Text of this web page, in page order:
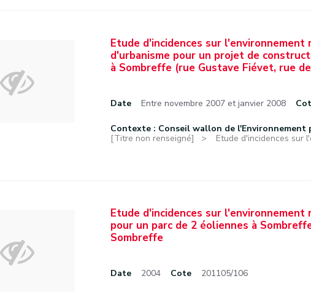
Etude d'incidences sur l'environnement
d'urbanisme pour un projet de
à Sombreffe (rue Gustave Fiévet, rue
Date Entre novembre 2007 et janvier 2008
Contexte : Conseil wallon de l'Environnement
[Titre non renseigné]
Etude d'incidences sur
Etude d'incidences sur
pour un parc de 2 éoliennes à
Sombreffe
Date 2004 Cote 201105/106